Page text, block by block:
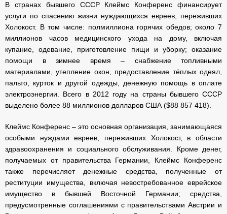
В странах бывшего СССР Клеймс Конференс финансирует
услуги по спасению жизни нуждающихся евреев, переживших
Холокост. В том числе: полмиллиона горячих обедов; около 7
миллионов часов медицинского ухода на дому, включая
купание, одевание, приготовление пищи и уборку; оказание
помощи в зимнее время – снабжение топливными
материалами, утепление окон, предоставление тёплых одеял,
пальто, курток и другой одежды, денежную помощь в оплате
электроэнергии. Всего в 2012 году на страны бывшего СССР
выделено более 88 миллионов долларов США ($88 857 418).
Клеймс Конференс – это основная организация, занимающаяся
особыми нуждами евреев, переживших Холокост, в области
здравоохранения и социального обслуживания. Кроме денег,
получаемых от правительства Германии, Клеймс Конференс
также перечисляет денежные средства, полученные от
реституции имущества, включая невостребованное еврейское
имущество в бывшей Восточной Германии; средства,
предусмотренные соглашениями с правительствами Австрии и